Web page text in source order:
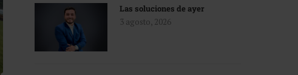
Las soluciones de ayer
3 agosto, 2026